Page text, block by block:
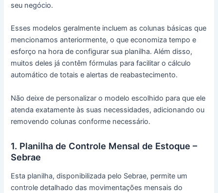
seu negócio.
Esses modelos geralmente incluem as colunas básicas que
mencionamos anteriormente, o que economiza tempo e
esforço na hora de configurar sua planilha. Além disso,
muitos deles já contêm fórmulas para facilitar o cálculo
automático de totais e alertas de reabastecimento.
Não deixe de personalizar o modelo escolhido para que ele
atenda exatamente às suas necessidades, adicionando ou
removendo colunas conforme necessário.
1. Planilha de Controle Mensal de Estoque –
Sebrae
Esta planilha, disponibilizada pelo Sebrae, permite um
controle detalhado das movimentações mensais do